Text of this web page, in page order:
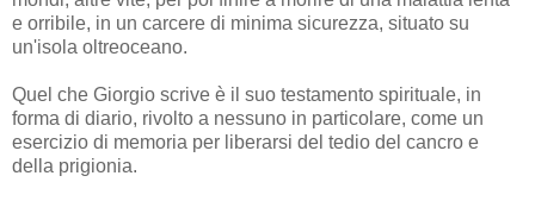
e orribile, in un carcere di minima sicurezza, situato su
un'isola oltreoceano.
Quel che Giorgio scrive è il suo testamento spirituale, in
forma di diario, rivolto a nessuno in particolare, come un
esercizio di memoria per liberarsi del tedio del cancro e
della prigionia.